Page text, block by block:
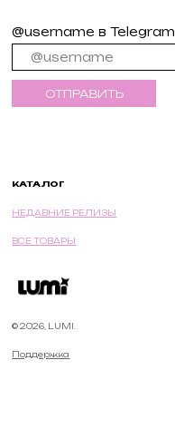
© 2026, LUMI.
Поддержка
НЕДАВНИЕ РЕЛИЗЫ
ВСЕ ТОВАРЫ
КАТАЛОГ
@username в Telegram
ОТПРАВИТЬ